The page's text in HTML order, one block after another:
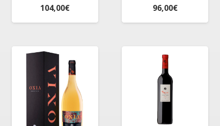
104,00€ 96,00€